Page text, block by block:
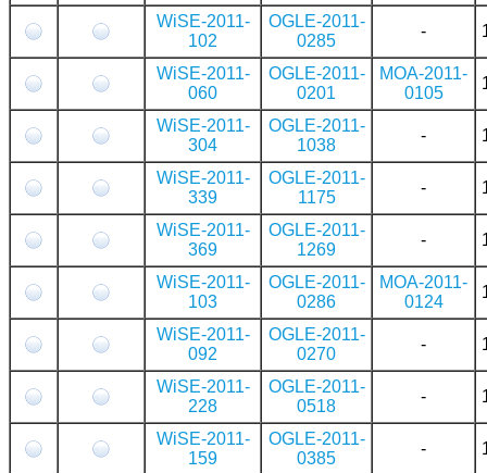
WiSE-2011-
102
OGLE-2011-
0285
-
WiSE-2011-
060
OGLE-2011-
0201
MOA-2011-
0105
WiSE-2011-
304
OGLE-2011-
1038
-
WiSE-2011-
339
OGLE-2011-
1175
-
WiSE-2011-
369
OGLE-2011-
1269
-
WiSE-2011-
103
OGLE-2011-
0286
MOA-2011-
0124
WiSE-2011-
092
OGLE-2011-
0270
-
WiSE-2011-
228
OGLE-2011-
0518
-
WiSE-2011-
159
OGLE-2011-
0385
-